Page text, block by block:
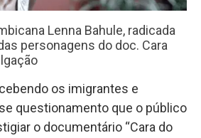
Lenna Bahule, radicada
personagens do doc. Cara
os imigrantes e
questionamento que o público
o documentário “Cara do